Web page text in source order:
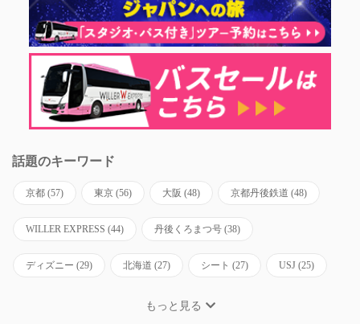
話題のキーワード
京都 (57) 東京 (56) 大阪 (48) 京都丹後鉄道 (48)
WILLER EXPRESS (44) 丹後くろまつ号 (38)
ディズニー (29) 北海道 (27) シート (27) USJ (25)
もっと見る